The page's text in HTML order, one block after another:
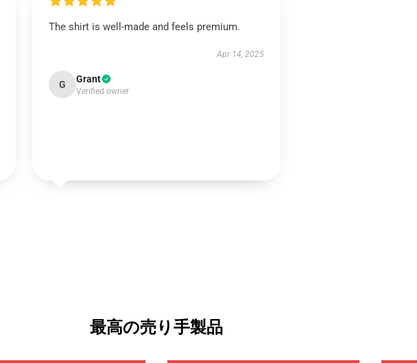
The shirt is well-made and feels premium.
Apr 14, 2025
G Grant
Verified owner
最高の売り手製品